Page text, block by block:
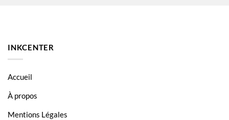
INKCENTER
Accueil
À propos
Mentions Légales